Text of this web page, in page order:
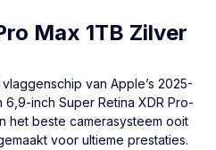
Max 1TB Zilver
van Apple’s 2025-
inch Super Retina XDR Pro-
het beste camerasysteem ooit
voor ultieme prestaties.